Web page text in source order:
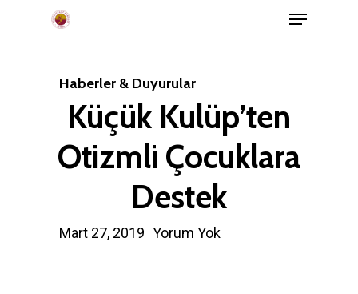
Menu
Haberler & Duyurular
Küçük Kulüp’ten
Otizmli Çocuklara
Destek
Mart 27, 2019 Yorum Yok